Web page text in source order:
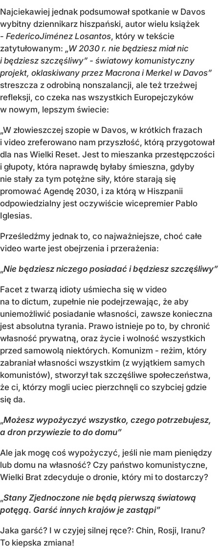
Najciekawiej jednak podsumował spotkanie w Davos
wybitny dziennikarz hiszpański, autor wielu książek
- FedericoJiménez Losantos, który w tekście
zatytułowanym: „W 2030 r. nie będziesz miał nic
i będziesz szczęśliwy” - światowy komunistyczny
projekt, oklaskiwany przez Macrona i Merkel w Davos”
streszcza z odrobiną nonszalancji, ale też trzeźwej
refleksji, co czeka nas wszystkich Europejczyków
w nowym, lepszym świecie:
„W złowieszczej szopie w Davos, w krótkich frazach
i video zreferowano nam przyszłość, którą przygotował
dla nas Wielki Reset. Jest to mieszanka przestępczości
i głupoty, która naprawdę byłaby śmieszna, gdyby
nie stały za tym potężne siły, które starają się
promować Agendę 2030, i za którą w Hiszpanii
odpowiedzialny jest oczywiście wicepremier Pablo
Iglesias.
Prześledźmy jednak to, co najważniejsze, choć całe
video warte jest obejrzenia i przerażenia:
„Nie będziesz niczego posiadać i będziesz szczęśliwy”
Facet z twarzą idioty uśmiecha się w video
na to dictum, zupełnie nie podejrzewając, że aby
uniemożliwić posiadanie własności, zawsze konieczna
jest absolutna tyrania. Prawo istnieje po to, by chronić
własność prywatną, oraz życie i wolność wszystkich
przed samowolą niektórych. Komunizm - reżim, który
zabraniał własności wszystkim (z wyjątkiem samych
komunistów), stworzył tak szczęśliwe społeczeństwa,
że ci, którzy mogli uciec pierzchnęli co szybciej gdzie
się da.
„Możesz wypożyczyć wszystko, czego potrzebujesz,
a dron przywiezie to do domu”
Ale jak mogę coś wypożyczyć, jeśli nie mam pieniędzy
lub domu na własność? Czy państwo komunistyczne,
Wielki Brat zdecyduje o dronie, który mi to dostarczy?
„Stany Zjednoczone nie będą pierwszą światową
potęgą. Garść innych krajów je zastąpi”
Jaka garść? I w czyjej silnej ręce?: Chin, Rosji, Iranu?
To kiepska zmiana!